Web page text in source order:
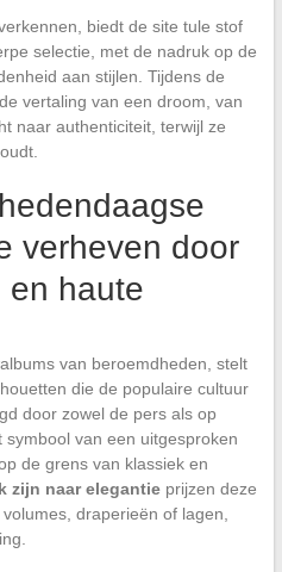
biedt de site tule stof
selectie, met de nadruk op de
aan stijlen. Tijdens de
vertaling van een droom, van
naar authenticiteit, terwijl ze
verheven door
en haute
van beroemdheden, stelt
die de populaire cultuur
door zowel de pers als op
van een uitgesproken
de grens van klassiek en
zijn naar elegantieprijzen deze
draperieën of lagen,